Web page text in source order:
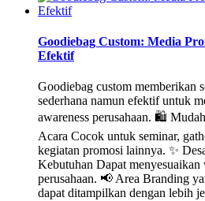
Goodiebag Custom: Media
Efektif
Goodiebag custom memberikan
sederhana namun efektif untuk
awareness perusahaan. 🛍️
Acara Cocok untuk seminar,
kegiatan promosi lainnya. ✨
Kebutuhan Dapat
perusahaan. 📢 Area Branding
dapat ditampilkan dengan lebih